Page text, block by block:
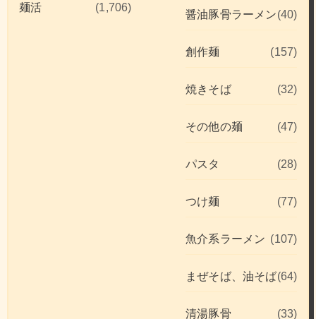
麺活 (1,706)
醤油豚骨ラーメン(40)
創作麺 (157)
焼きそば (32)
その他の麺 (47)
パスタ (28)
つけ麺 (77)
魚介系ラーメン (107)
まぜそば、油そば(64)
清湯豚骨 (33)